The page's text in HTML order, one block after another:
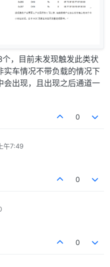
，目前未发现触发此类状
实车情况不带负载的情况下
会出现，且出现之后通道一
0
午7:49
0
0